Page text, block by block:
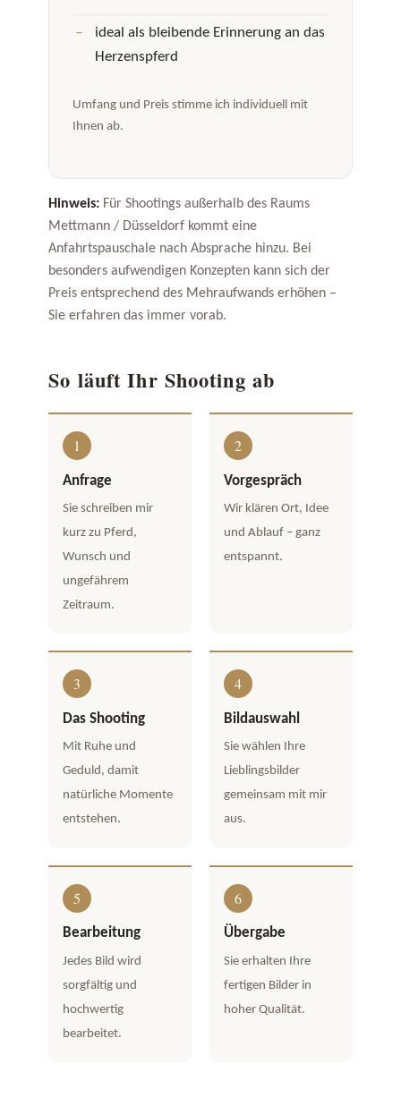
ideal als bleibende Erinnerung an das
Herzenspferd
Umfang und Preis stimme ich individuell mit
Ihnen ab.
Hinweis: Für Shootings außerhalb des Raums
Mettmann / Düsseldorf kommt eine
Anfahrtspauschale nach Absprache hinzu. Bei
besonders aufwendigen Konzepten kann sich der
Preis entsprechend des Mehraufwands erhöhen –
Sie erfahren das immer vorab.
So läuft Ihr Shooting ab
Anfrage
Sie schreiben mir
kurz zu Pferd,
Wunsch und
ungefährem
Zeitraum.
Vorgespräch
Wir klären Ort, Idee
und Ablauf – ganz
entspannt.
Das Shooting
Mit Ruhe und
Geduld, damit
natürliche Momente
entstehen.
Bildauswahl
Sie wählen Ihre
Lieblingsbilder
gemeinsam mit mir
aus.
Bearbeitung
Jedes Bild wird
sorgfältig und
hochwertig
bearbeitet.
Übergabe
Sie erhalten Ihre
fertigen Bilder in
hoher Qualität.